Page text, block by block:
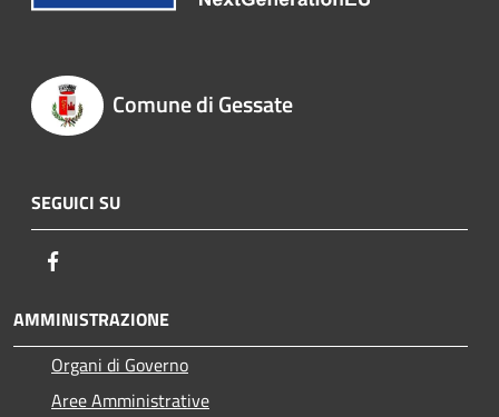
Comune di Gessate
SEGUICI SU
AMMINISTRAZIONE
Organi di Governo
Aree Amministrative